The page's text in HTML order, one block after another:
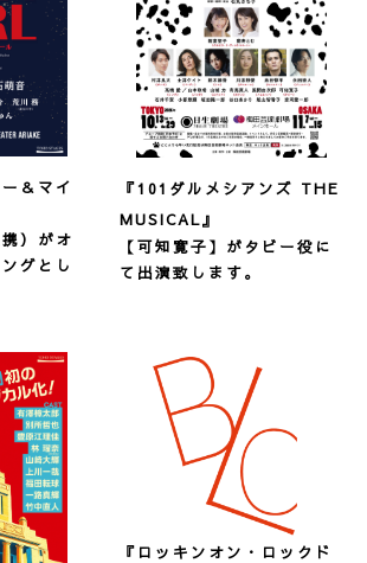
＆マイ
）がオ
グとし
『101ダルメシアンズ THE
MUSICAL』
【可知寛子】がタビー役に
て出演致します。
『ロッキンオン・ロックド